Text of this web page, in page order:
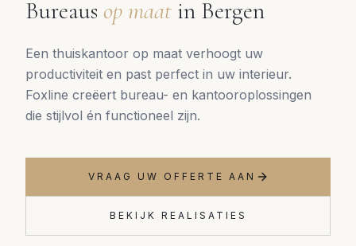
Bureaus op maat in Bergen
Een thuiskantoor op maat verhoogt uw
productiviteit en past perfect in uw interieur.
Foxline creëert bureau- en kantooroplossingen
die stijlvol én functioneel zijn.
VRAAG UW OFFERTE AAN
BEKIJK REALISATIES